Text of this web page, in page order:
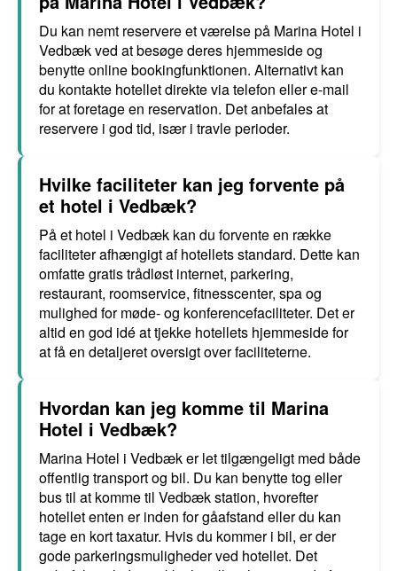
Du kan nemt reservere et værelse på Marina Hotel i
Vedbæk ved at besøge deres hjemmeside og
benytte online bookingfunktionen. Alternativt kan
du kontakte hotellet direkte via telefon eller e-mail
for at foretage en reservation. Det anbefales at
reservere i god tid, især i travle perioder.
Hvilke faciliteter kan jeg forvente på
et hotel i Vedbæk?
På et hotel i Vedbæk kan du forvente en række
faciliteter afhængigt af hotellets standard. Dette kan
omfatte gratis trådløst internet, parkering,
restaurant, roomservice, fitnesscenter, spa og
mulighed for møde- og konferencefaciliteter. Det er
altid en god idé at tjekke hotellets hjemmeside for
at få en detaljeret oversigt over faciliteterne.
Hvordan kan jeg komme til Marina
Hotel i Vedbæk?
Marina Hotel i Vedbæk er let tilgængeligt med både
offentlig transport og bil. Du kan benytte tog eller
bus til at komme til Vedbæk station, hvorefter
hotellet enten er inden for gåafstand eller du kan
tage en kort taxatur. Hvis du kommer i bil, er der
gode parkeringsmuligheder ved hotellet. Det